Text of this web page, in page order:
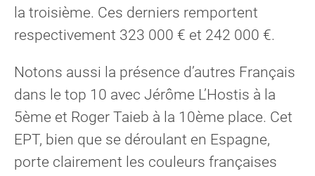
la troisième. Ces derniers remportent
respectivement 323 000 € et 242 000 €.
Notons aussi la présence d’autres Français
dans le top 10 avec Jérôme L’Hostis à la
5ème et Roger Taieb à la 10ème place. Cet
EPT, bien que se déroulant en Espagne,
porte clairement les couleurs françaises